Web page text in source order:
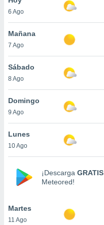
en
más
nuestra
de
aceptar
de
6 Ago
Mañana
7 Ago
Sábado
8 Ago
Domingo
9 Ago
Lunes
10 Ago
¡Descarga GRATIS
Meteored!
Martes
11 Ago